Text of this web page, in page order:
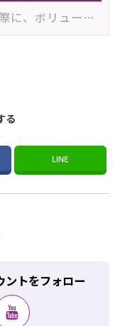
マツエクをする際に、ボリュームラッシュを選ぶ方が増えてきています。まつげへの負担が少なく、しっかり…
る
LINE
ントをフォロー